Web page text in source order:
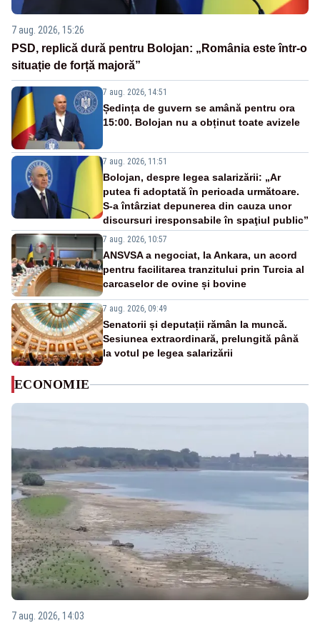
7 aug. 2026, 15:26
PSD, replică dură pentru Bolojan: „România este într-o
situație de forță majoră”
7 aug. 2026, 14:51
Ședința de guvern se amână pentru ora
15:00. Bolojan nu a obținut toate avizele
7 aug. 2026, 11:51
Bolojan, despre legea salarizării: „Ar
putea fi adoptată în perioada următoare.
S-a întârziat depunerea din cauza unor
discursuri iresponsabile în spaţiul public”
7 aug. 2026, 10:57
ANSVSA a negociat, la Ankara, un acord
pentru facilitarea tranzitului prin Turcia al
carcaselor de ovine și bovine
7 aug. 2026, 09:49
Senatorii și deputații rămân la muncă.
Sesiunea extraordinară, prelungită până
la votul pe legea salarizării
ECONOMIE
7 aug. 2026, 14:03